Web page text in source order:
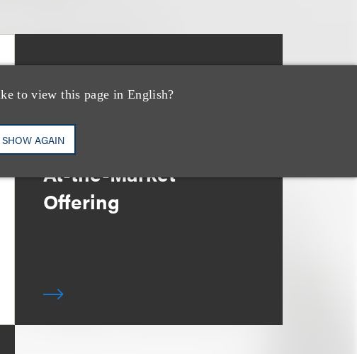
to view this page in English?
AGAIN
Loeb Represents
Linkage Global Inc. in
Launch of $16 Million
At-the-Market
Offering